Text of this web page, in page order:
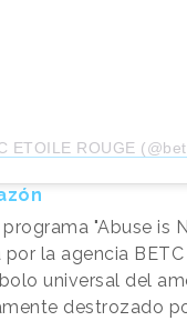
ETOILE ROUGE
"Abuse is
la agencia
universal del
destrozado